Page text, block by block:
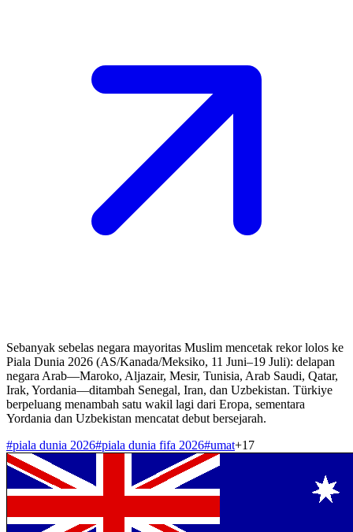
Sebanyak sebelas negara mayoritas Muslim mencetak rekor lolos ke
Piala Dunia 2026 (AS/Kanada/Meksiko, 11 Juni–19 Juli): delapan
negara Arab—Maroko, Aljazair, Mesir, Tunisia, Arab Saudi, Qatar,
Irak, Yordania—ditambah Senegal, Iran, dan Uzbekistan. Türkiye
berpeluang menambah satu wakil lagi dari Eropa, sementara
Yordania dan Uzbekistan mencatat debut bersejarah.
#piala dunia 2026#piala dunia fifa 2026#umat+17